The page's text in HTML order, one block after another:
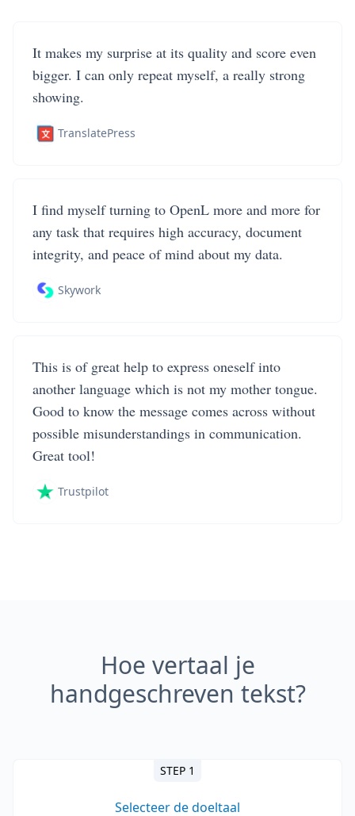
It makes my surprise at its quality and score even
bigger. I can only repeat myself, a really strong
showing.
TranslatePress
I find myself turning to OpenL more and more for
any task that requires high accuracy, document
integrity, and peace of mind about my data.
Skywork
This is of great help to express oneself into
another language which is not my mother tongue.
Good to know the message comes across without
possible misunderstandings in communication.
Great tool!
Trustpilot
Hoe vertaal je
handgeschreven tekst?
STEP 1
Selecteer de doeltaal